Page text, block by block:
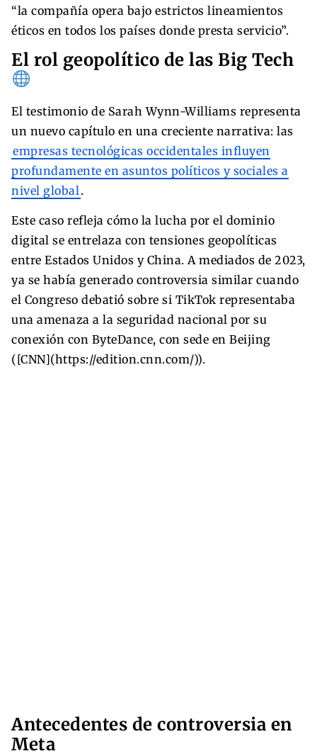
“la compañía opera bajo estrictos lineamientos
éticos en todos los países donde presta servicio”.
El rol geopolítico de las Big Tech
El testimonio de Sarah Wynn-Williams representa
un nuevo capítulo en una creciente narrativa: las
empresas tecnológicas occidentales influyen
profundamente en asuntos políticos y sociales a
nivel global .
Este caso refleja cómo la lucha por el dominio
digital se entrelaza con tensiones geopolíticas
entre Estados Unidos y China. A mediados de 2023,
ya se había generado controversia similar cuando
el Congreso debatió sobre si TikTok representaba
una amenaza a la seguridad nacional por su
conexión con ByteDance, con sede en Beijing
([CNN](https://edition.cnn.com/)).
Antecedentes de controversia en
Meta